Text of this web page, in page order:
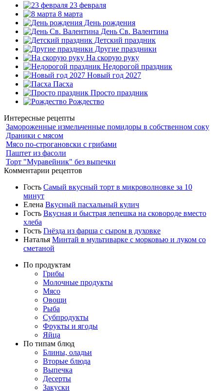
23 февраля
8 марта
День рождения
День Св. Валентина
Детский праздник
Другие праздники
На скорую руку
Недорогой праздник
Новый год 2027
Пасха
Просто праздник
Рождество
Интересные рецепты
Замороженные измельченные помидоры в собственном соку
Драники с мясом
Мясо по-строгановски с грибами
Паштет из фасоли
Торт "Муравейник" без выпечки
Комментарии рецептов
Гость Самый вкусный торт в микроволновке за 10
минут
Елена Вкусный пасхальный кулич
Гость Вкусная и быстрая лепешка на сковороде вместо
хлеба
Гость Гнёзда из фарша с сыром в духовке
Наталья Минтай в мультиварке с морковью и луком со
сметаной
По продуктам
Грибы
Молочные продукты
Мясо
Овощи
Рыба
Субпродукты
Фрукты и ягоды
Яйца
По типам блюд
Блины, оладьи
Вторые блюда
Выпечка
Десерты
Закуски